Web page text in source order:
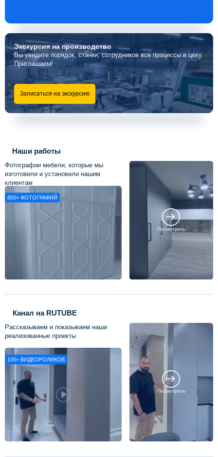
Экскурсияна производство
Вы увидите порядок, станки, сотрудников все процессы в цеху.
Приглашаем!
Записаться на экскурсию
Наши работы
Фотографии мебели, которые мы
изготовили и установили нашим
клиентам
800+ ФОТОГРАФИЙ
Посмотреть
Канал на RUTUBE
Рассказываем и показываем наши
реализованные проекты
100+ ВИДЕОРОЛИКОВ
Посмотреть